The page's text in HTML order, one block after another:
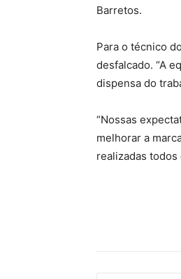
Barretos.
Para o técnico
desfalcado. “A
dispensa do
“Nossas
melhorar a
realizadas todos